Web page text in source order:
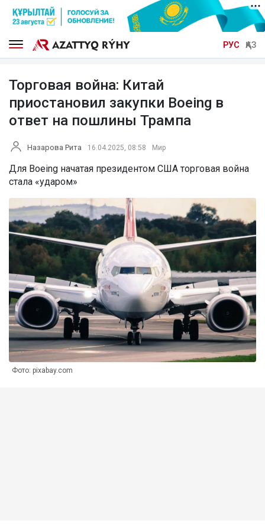
РУС ҚАЗ
Торговая война: Китай
приостановил закупки Boeing в
ответ на пошлины Трампа
Назарова Рита 16.04.2025, 08:58 Мир
Для Boeing начатая президентом США торговая война
стала «ударом»
Фото: pixabay.com